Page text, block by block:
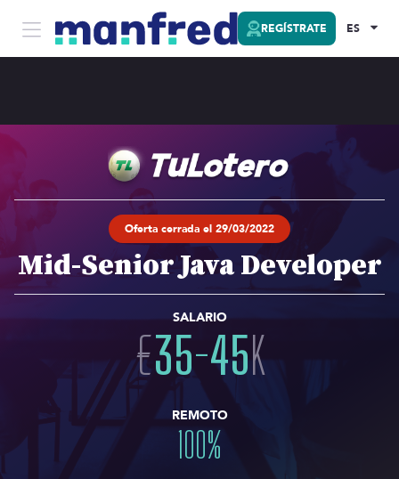
REGÍSTRATE ES
Oferta cerrada el 29/03/2022
Mid-Senior Java Developer
SALARIO
€35-45K
REMOTO
100%